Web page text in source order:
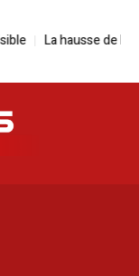
La hausse de la